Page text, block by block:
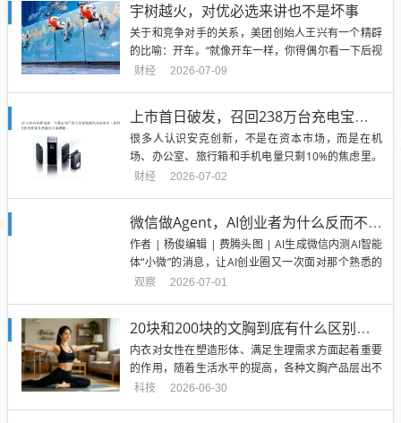
空间显示是四条不同路线，在产品边界收敛之前，单
一销...
宇树越火，对优必选来讲也不是坏事
关于和竞争对手的关系，美团创始人王兴有一个精辟
的比喻：开车。“就像开车一样，你得偶尔看一下后视
镜，但你不能盯着后视镜开车。”作为曾经的人形机器
仿宇树科技王兴兴、智元彭志辉（稚晖君）在社交媒
体上开设IP...
财经 2026-07-09
上市首日破发，召回238万台充电宝后，“北大学霸”携安克创新IPO
很多人认识安克创新，不是在资本市场，而是在机
场、办公室、旅行箱和手机电量只剩10%的焦虑里。
一个充电宝能不能快充、能不能上飞机、会不会发
新”，300866.SZ、0668.HK）正式在港交所主板挂牌
上市，发...
财经 2026-07-02
微信做Agent，AI创业者为什么反而不慌？
作者 | 杨俊编辑 | 费腾头图 | AI生成微信内测AI智能
体“小微”的消息，让AI创业圈又一次面对那个熟悉的
问题：当超级入口开始做AI，独立应用还有多少空
强的恐慌。参加这场对话的是：做3D重建的R...
观察 2026-07-01
20块和200块的文胸到底有什么区别？有一种千万别买
内衣对女性在塑造形体、满足生理需求方面起着重要
的作用，随着生活水平的提高，各种文胸产品层出不
穷，价格从几十元、几百元到上千元不等。 那么女性
科技 2026-06-30